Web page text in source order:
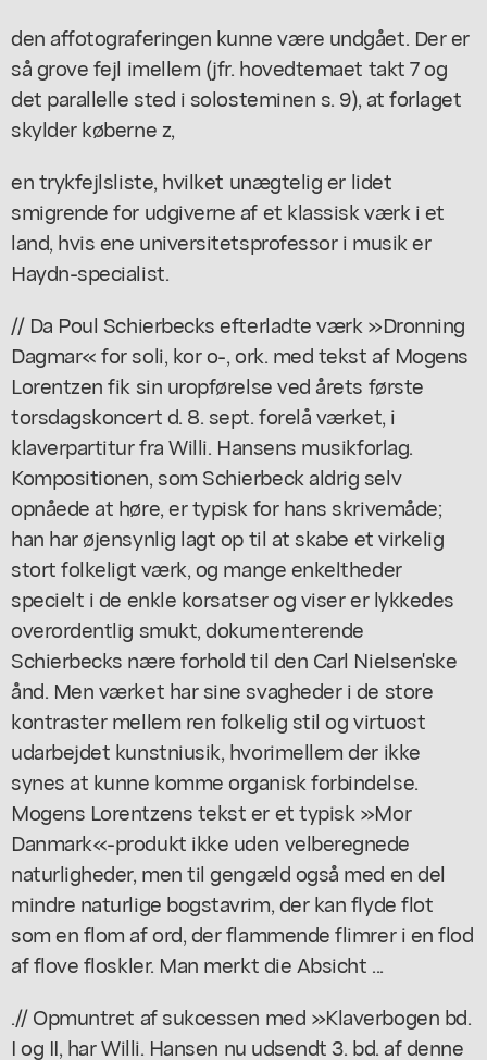
den affotograferingen kunne være undgået. Der er
så grove fejl imellem (jfr. hovedtemaet takt 7 og
det parallelle sted i solosteminen s. 9), at forlaget
skylder køberne z,
en trykfejlsliste, hvilket unægtelig er lidet
smigrende for udgiverne af et klassisk værk i et
land, hvis ene universitetsprofessor i musik er
Haydn-specialist.
// Da Poul Schierbecks efterladte værk »Dronning
Dagmar« for soli, kor o-, ork. med tekst af Mogens
Lorentzen fik sin uropførelse ved årets første
torsdagskoncert d. 8. sept. forelå værket, i
klaverpartitur fra Willi. Hansens musikforlag.
Kompositionen, som Schierbeck aldrig selv
opnåede at høre, er typisk for hans skrivemåde;
han har øjensynlig lagt op til at skabe et virkelig
stort folkeligt værk, og mange enkeltheder
specielt i de enkle korsatser og viser er lykkedes
overordentlig smukt, dokumenterende
Schierbecks nære forhold til den Carl Nielsen'ske
ånd. Men værket har sine svagheder i de store
kontraster mellem ren folkelig stil og virtuost
udarbejdet kunstniusik, hvorimellem der ikke
synes at kunne komme organisk forbindelse.
Mogens Lorentzens tekst er et typisk »Mor
Danmark«-produkt ikke uden velberegnede
naturligheder, men til gengæld også med en del
mindre naturlige bogstavrim, der kan flyde flot
som en flom af ord, der flammende flimrer i en flod
af flove floskler. Man merkt die Absicht ...
.// Opmuntret af sukcessen med »Klaverbogen bd.
I og II, har Willi. Hansen nu udsendt 3. bd. af denne